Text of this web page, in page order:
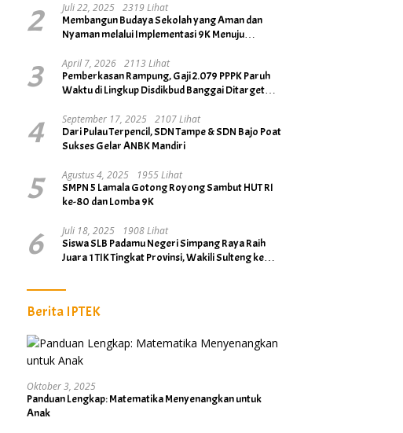
2 Juli 22, 2025
2319 Lihat
Membangun Budaya Sekolah yang Aman dan
Nyaman melalui Implementasi 9K Menuju
3 April 7, 2026
2113 Lihat
Pemberkasan Rampung, Gaji 2.079 PPPK Paruh
Waktu di Lingkup Disdikbud Banggai Ditarget
4 September 17, 2025
2107 Lihat
Dari Pulau Terpencil, SDN Tampe & SDN Bajo Poat
Sukses Gelar ANBK Mandiri
5 Agustus 4, 2025
1955 Lihat
SMPN 5 Lamala Gotong Royong Sambut HUT RI
ke-80 dan Lomba 9K
6 Juli 18, 2025
1908 Lihat
Siswa SLB Padamu Negeri Simpang Raya Raih
Juara 1 TIK Tingkat Provinsi, Wakili Sulteng ke
Berita IPTEK
Oktober 3, 2025
Panduan Lengkap: Matematika Menyenangkan untuk
Anak